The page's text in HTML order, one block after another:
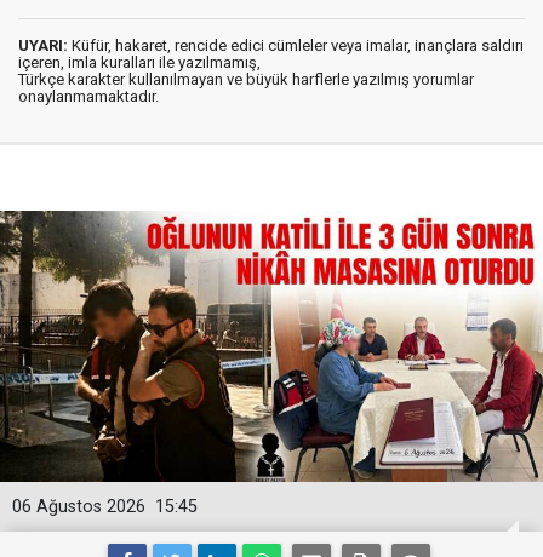
UYARI: Küfür, hakaret, rencide edici cümleler veya imalar, inançlara saldırı
içeren, imla kuralları ile yazılmamış,
Türkçe karakter kullanılmayan ve büyük harflerle yazılmış yorumlar
onaylanmamaktadır.
15:45
06 Ağustos 2026